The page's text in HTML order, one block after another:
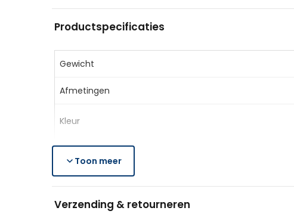
Productspecificaties
Materiaal:Hout, PVC, schuim
Kleur:Zwart
Laadvermogen bank:
Afmetingen bank:
Zitmaat:
Geschikte leeftijd:
Leveringsomvang
1 x Kinderbank
Productspecificaties
Gewicht
Afmetingen
Kleur
MerkToon meer
Verzending & retourneren